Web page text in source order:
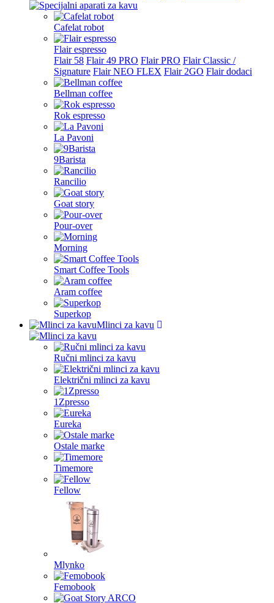
Other country
Poland
Portugal
Romania
Saudi Arabia
Slovak
Slovenia
Spain
Sweden
Switzerland
United States
Cafelat robot
Flair espresso
Flair 58 Flair 49 PRO Flair PRO Flair Classic /
Signature Flair NEO FLEX Flair 2GO Flair dodaci
Bellman coffee
Rok espresso
La Pavoni
9Barista
Rancilio
Goat story
Pour-over
Morning
Smart Coffee Tools
Aram coffee
Superkop
Mlinci za kavu
Ručni mlinci za kavu
Električni mlinci za kavu
1Zpresso
Eureka
Ostale marke
Timemore
Fellow
Mlynko
Femobook